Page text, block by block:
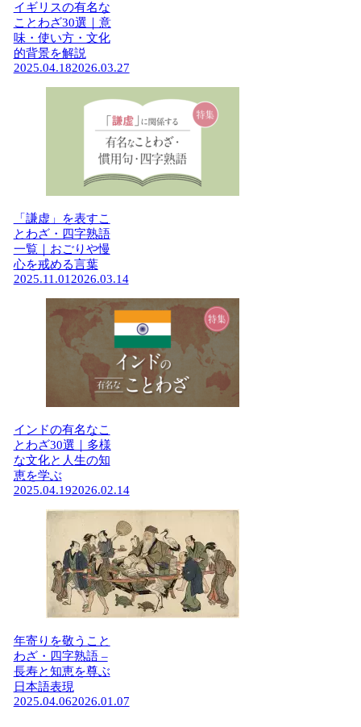
イギリスの有名な
ことわざ30選｜意
味・使い方・文化
的背景を解説
2025.04.182026.03.27
「謙虚」を表すこ
とわざ・四字熟語
一覧｜おごりや慢
心を戒める言葉
2025.11.012026.03.14
インドの有名なこ
とわざ30選｜多様
な文化と人生の知
恵を学ぶ
2025.04.192026.02.14
年寄りを敬うこと
わざ・四字熟語 –
長寿と知恵を尊ぶ
日本語表現
2025.04.062026.01.07